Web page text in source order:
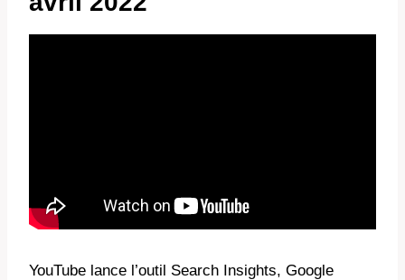
YouTube lance l’outil Search Insights, Google